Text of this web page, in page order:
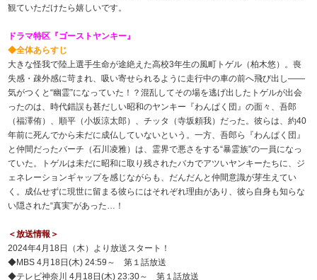
観ていただけたら嬉しいです。
ドラマ特区『ゴーストヤンキー』
◆全体あらすじ
大きな怪我で陸上選手生命が途絶えた高校3年生の風町トゲル（柏木悠）。喪
失感・疎外感に苛まれ、吸い寄せられるように走行中の車の前へ飛び出し――
気がつくと“幽霊”になっていた！？混乱してその場を逃げ出したトゲルが出会
ったのは、時代錯誤も甚だしい昭和のヤンキー『わんぱく団』の面々、吾郎
（福澤侑）、順平（小坂涼太郎）、チッタ（寺坂頼我）だった。彼らは、約40
年前に死んでから未だに成仏していないという。一方、吾郎ら『わんぱく団』
と仲間だったバーチ（石川凌雅）は、霊界で悪さをする“暴霊族”の一員になっ
ていた。トゲルは未だに昭和に取り残されたバカでアツいヤンキーたちに、ジ
ェネレーションギャップを感じながらも、だんだんと仲間意識が芽生えてい
く。成仏せずに現世に留まる彼らにはそれぞれ理由があり、彼ら自身も知らな
い隠された“真実”があった…！
＜放送情報＞
2024年4月18日（木）より放送スタート！
◆MBS 4月18日(木) 24:59～ 第１話放送
◆テレビ神奈川 4月18日(木) 23:30～ 第１話放送